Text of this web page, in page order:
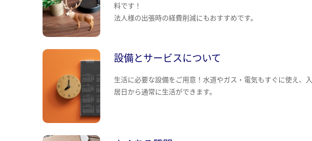
料です！
法人様の出張時の経費削減にもおすすめです。
設備とサービスについて
生活に必要な設備をご用意！水道やガス・電気もすぐに使え、入
居日から通常に生活ができます。